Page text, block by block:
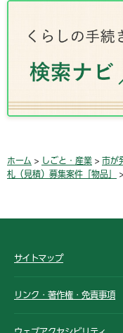
ホーム > しごと・産業 > 市が
札（見積）募集案件「物品」
サイトマップ
リンク・著作権・免責事項